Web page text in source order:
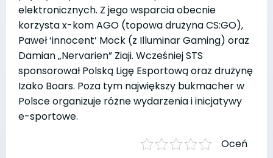
elektronicznych. Z jego wsparcia obecnie
korzysta x-kom AGO (topowa drużyna CS:GO),
Paweł ‘innocent’ Mock (z Illuminar Gaming) oraz
Damian „Nervarien” Ziaji. Wcześniej STS
sponsorował Polską Ligę Esportową oraz drużynę
Izako Boars. Poza tym największy bukmacher w
Polsce organizuje różne wydarzenia i inicjatywy
e-sportowe.
Oceń